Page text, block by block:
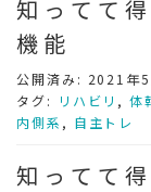
知ってて
機能
公開済み: 2021年
タグ:
リハビリ ,体
内側系 , 自主トレ
知ってて